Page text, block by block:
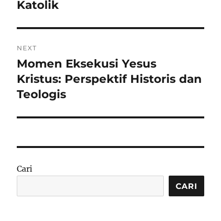
Katolik
NEXT
Next
post:
Momen Eksekusi Yesus
Kristus: Perspektif Historis dan
Teologis
Cari
CARI